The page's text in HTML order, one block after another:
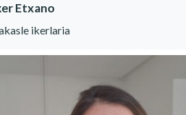
Etxano
ikerlaria